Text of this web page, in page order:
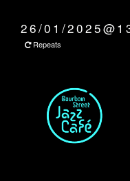
26/01/
Repeats